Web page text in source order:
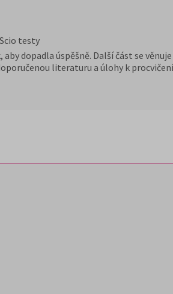
testy
dopadla úspěšně. Další část se
literaturu a úlohy k